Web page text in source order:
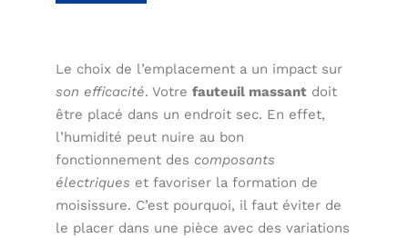
Le choix de l’emplacement a un impact sur
son efficacité. Votrefauteuil massant doit
être placé dans un endroit sec. En effet,
l’humidité peut nuire au bon
fonctionnement des composants
électriques et favoriser la formation de
moisissure. C’est pourquoi, il faut éviter de
le placer dans une pièce avec des variations